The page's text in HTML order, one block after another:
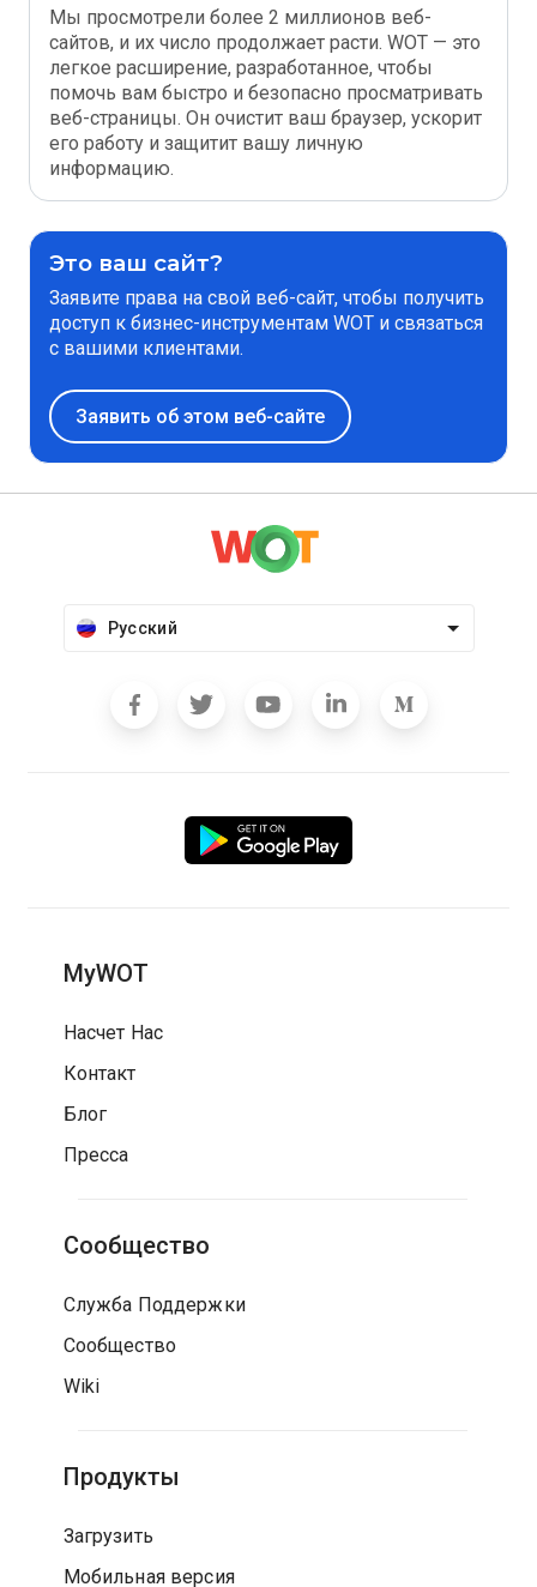
Мы просмотрели более 2 миллионов веб-
сайтов, и их число продолжает расти. WOT — это
легкое расширение, разработанное, чтобы
помочь вам быстро и безопасно просматривать
веб-страницы. Он очистит ваш браузер, ускорит
его работу и защитит вашу личную
информацию.
Это ваш сайт?
Заявите права на свой веб-сайт, чтобы получить
доступ к бизнес-инструментам WOT и связаться
с вашими клиентами.
Заявить об этом веб-сайте
Русский
MyWOT
Насчет Нас
Контакт
Блог
Пресса
Сообщество
Служба Поддержки
Сообщество
Wiki
Продукты
Загрузить
Мобильная версия